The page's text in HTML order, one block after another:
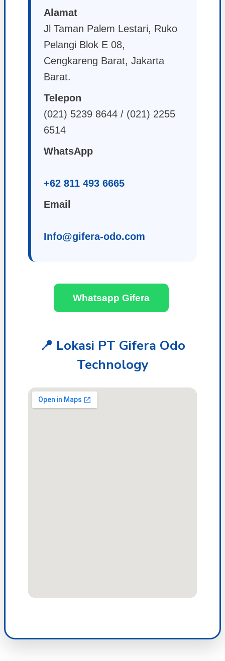
Alamat
Jl Taman Palem Lestari, Ruko
Pelangi Blok E 08,
Cengkareng Barat, Jakarta
Barat.
Telepon
(021) 5239 8644 / (021) 2255
6514
WhatsApp
+62 811 493 6665
Email
Info@gifera-odo.com
Whatsapp Gifera
📍 Lokasi PT Gifera Odo
Technology